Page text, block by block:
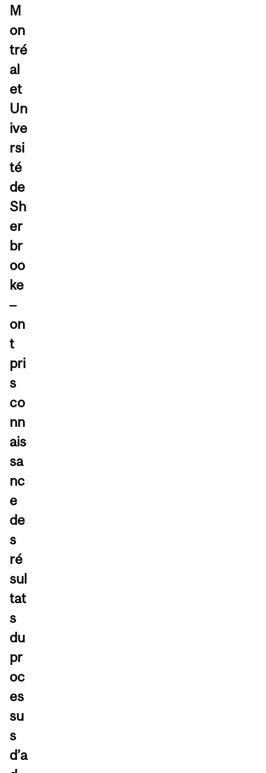
M
on
tré
al
et
Un
ive
rsi
té
de
Sh
er
br
oo
ke
‒
on
t
pri
s
co
nn
ais
sa
nc
e
de
s
ré
sul
tat
s
du
pr
oc
es
su
s
d’a